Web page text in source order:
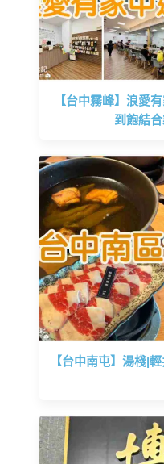
【台中霧峰】浪愛
到飽結
【台中南屯】湯棧|